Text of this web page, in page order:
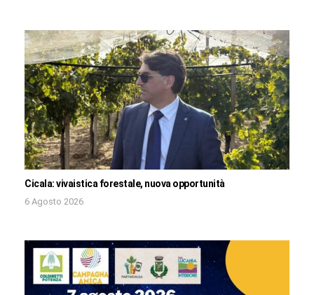
Cicala: vivaistica forestale, nuova opportunità
6 Agosto 2026